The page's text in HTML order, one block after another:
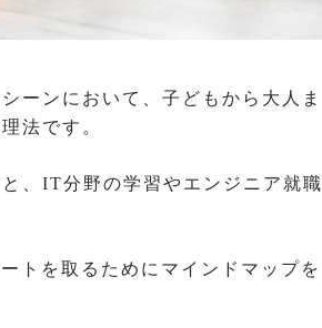
ーンにおいて、子どもから大人ま
法です。
、IT分野の学習やエンジニア就職
トを取るためにマインドマップを